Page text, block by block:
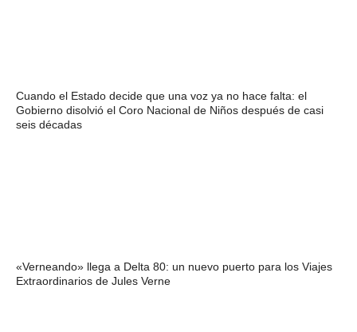
Cuando el Estado decide que una voz ya no hace falta: el
Gobierno disolvió el Coro Nacional de Niños después de casi
seis décadas
«Verneando» llega a Delta 80: un nuevo puerto para los Viajes
Extraordinarios de Jules Verne